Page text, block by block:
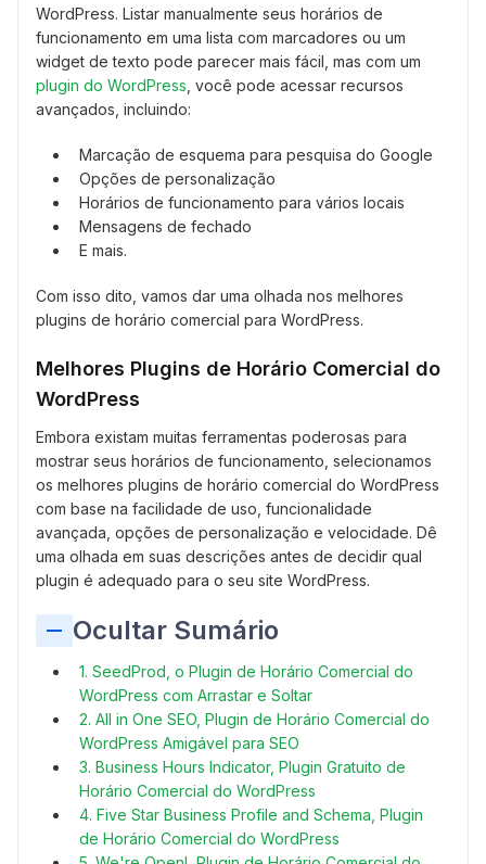
WordPress. Listar manualmente seus horários de
funcionamento em uma lista com marcadores ou um
widget de texto pode parecer mais fácil, mas com um
plugin do WordPress , você pode acessar recursos
avançados, incluindo:
Marcação de esquema para pesquisa do Google
Opções de personalização
Horários de funcionamento para vários locais
Mensagens de fechado
E mais.
Com isso dito, vamos dar uma olhada nos melhores
plugins de horário comercial para WordPress.
Melhores Plugins de Horário Comercial do
WordPress
Embora existam muitas ferramentas poderosas para
mostrar seus horários de funcionamento, selecionamos
os melhores plugins de horário comercial do WordPress
com base na facilidade de uso, funcionalidade
avançada, opções de personalização e velocidade. Dê
uma olhada em suas descrições antes de decidir qual
plugin é adequado para o seu site WordPress.
Ocultar Sumário
1. SeedProd, o Plugin de Horário Comercial do
WordPress com Arrastar e Soltar
2. All in One SEO, Plugin de Horário Comercial do
WordPress Amigável para SEO
3. Business Hours Indicator, Plugin Gratuito de
Horário Comercial do WordPress
4. Five Star Business Profile and Schema, Plugin
de Horário Comercial do WordPress